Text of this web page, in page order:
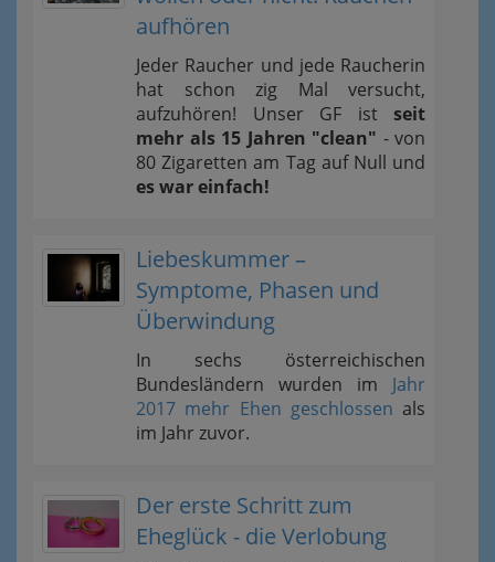
aufhören
Jeder Raucher und jede Raucherin
hat schon zig Mal versucht,
aufzuhören! Unser GF ist seit
mehr als 15 Jahren "clean" - von
80 Zigaretten am Tag auf Null und
es war einfach!
Liebeskummer –
Symptome, Phasen und
Überwindung
In sechs österreichischen
Bundesländern wurden im Jahr
2017 mehr Ehen geschlossen als
im Jahr zuvor.
Der erste Schritt zum
Eheglück - die Verlobung